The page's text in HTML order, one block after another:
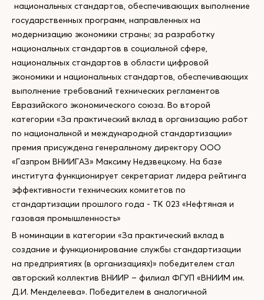
национальных стандартов, обеспечивающих выполнение
государственных программ, направленных на
модернизацию экономики страны; за разработку
национальных стандартов в социальной сфере,
национальных стандартов в области цифровой
экономики и национальных стандартов, обеспечивающих
выполнение требований технических регламентов
Евразийского экономического союза. Во второй
категории «За практический вклад в организацию работ
по национальной и международной стандартизации»
премия присуждена генеральному директору ООО
«Газпром ВНИИГАЗ» Максиму Недзвецкому. На базе
института функционирует секретариат лидера рейтинга
эффективности технических комитетов по
стандартизации прошлого года - ТК 023 «Нефтяная и
газовая промышленность»
В номинации в категории «За практический вклад в
создание и функционирование службы стандартизации
на предприятиях (в организациях)» победителем стал
авторский коллектив ВНИИР – филиал ФГУП «ВНИИМ им.
Д.И. Менделеева». Победителем в аналогичной